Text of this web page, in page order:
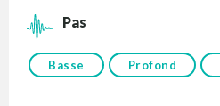
Pas
Basse Profond